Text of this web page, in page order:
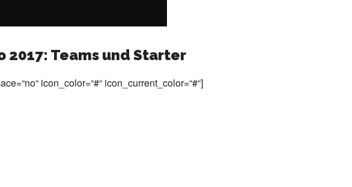
2017: Teams und Starter
icon_color=“#“ icon_current_color=“#“]